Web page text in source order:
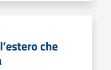
che